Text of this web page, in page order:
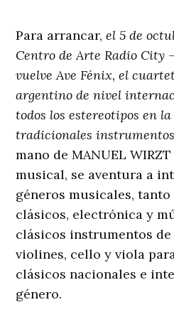
Para arrancar,el 5 de
Centro de Arte Radio City
vuelve Ave Fénix, el
argentino de nivel
todos los estereotipos en
tradicionales
mano de MANUEL
musical, se aventura a
géneros musicales,
clásicos, electrónica y
clásicos instrumentos de
violines, cello y viola
clásicos nacionales e
género.